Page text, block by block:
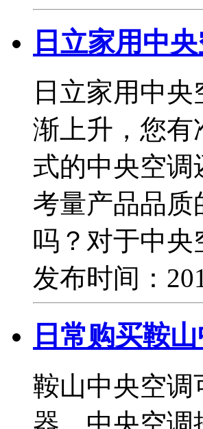
日立家用中
日立家用中
渐上升，您有
式的中央空
考量产品品
吗？对于中
发布时间：
日常购买鞍
鞍山中央空调
器，中央空